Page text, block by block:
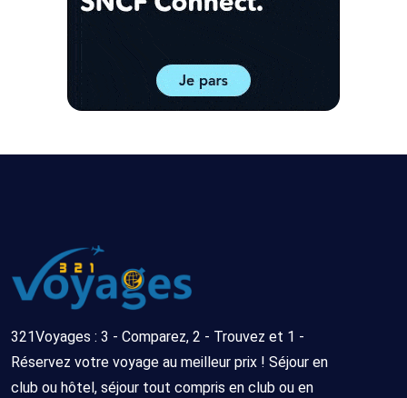
321Voyages : 3 - Comparez, 2 - Trouvez et 1 -
Réservez votre voyage au meilleur prix ! Séjour en
club ou hôtel, séjour tout compris en club ou en